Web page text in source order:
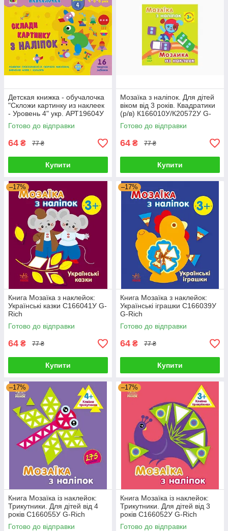
Детская книжка - обучалочка
"Скложи картинку из наклеек
- Уровень 4" укр. АРТ19604У
G-Rich
Готово до відправки
64 ₴ 77 ₴
Купити
Мозаїка з наліпок. Для дітей
віком від 3 років. Квадратики
(р/в) К166010У/К20572У G-
Rich
Готово до відправки
64 ₴ 77 ₴
Купити
–17%
Книга Мозаїка з наклейок:
Українські казки С166041У G-
Rich
Готово до відправки
64 ₴ 77 ₴
Купити
–17%
Книга Мозаїка з наклейок:
Українські іграшки С166039У
G-Rich
Готово до відправки
64 ₴ 77 ₴
Купити
–17%
Книга Мозаїка із наклейок:
Трикутники. Для дітей від 4
років С166055У G-Rich
Готово до відправки
–17%
Книга Мозаїка із наклейок:
Трикутники. Для дітей від 3
років С166052У G-Rich
Готово до відправки